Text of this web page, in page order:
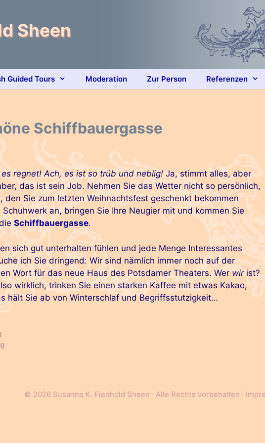
Sheen
Guided Tours Moderation Zur Person Referenzen
Schiffbauergasse
regnet! Ach, es ist so trüb und neblig! Ja, stimmt alles, aber
das ist sein Job. Nehmen Sie das Wetter nicht so persönlich,
den Sie zum letzten Weihnachtsfest geschenkt bekommen
an, bringen Sie Ihre Neugier mit und kommen Sie
Schiffbauergasse.
sich gut unterhalten fühlen und jede Menge Interessantes
ich Sie dringend: Wir sind nämlich immer noch auf der
Wort für das neue Haus des Potsdamer Theaters. Wer wirist?
wirklich, trinken Sie einen starken Kaffee mit etwas Kakao,
hält Sie ab von Winterschlaf und Begriffsstutzigkeit…
© 2026 Susanne K. Fienhold Sheen · Alle Rechte vorbehalten ·